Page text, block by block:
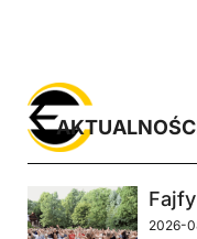
2026-